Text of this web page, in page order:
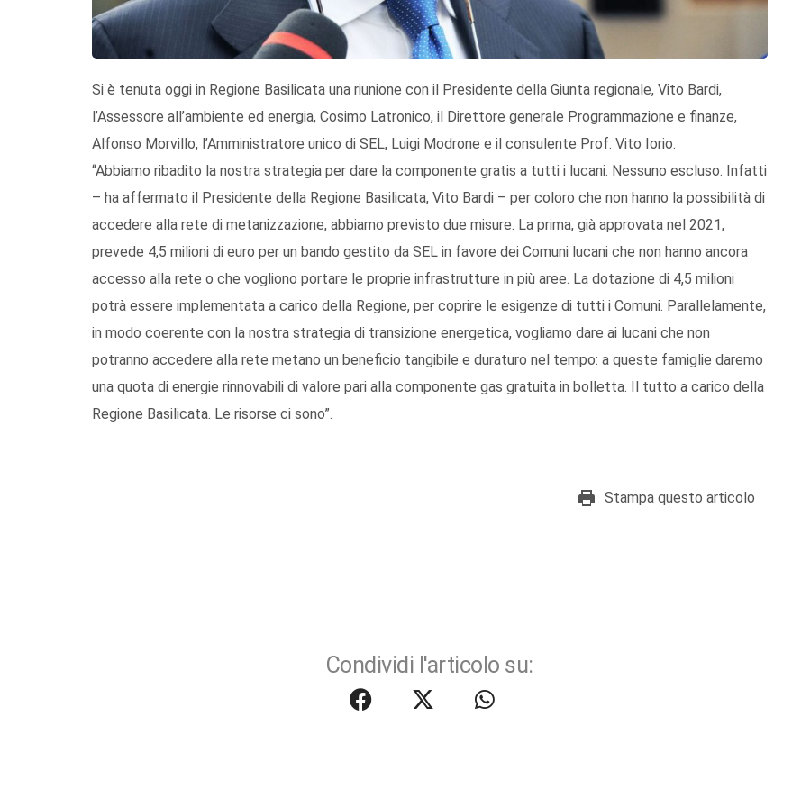
Si è tenuta oggi in Regione Basilicata una riunione con il Presidente della Giunta regionale, Vito Bardi,
l’Assessore all’ambiente ed energia, Cosimo Latronico, il Direttore generale Programmazione e finanze,
Alfonso Morvillo, l’Amministratore unico di SEL, Luigi Modrone e il consulente Prof. Vito Iorio.
“Abbiamo ribadito la nostra strategia per dare la componente gratis a tutti i lucani. Nessuno escluso. Infatti
– ha affermato il Presidente della Regione Basilicata, Vito Bardi – per coloro che non hanno la possibilità di
accedere alla rete di metanizzazione, abbiamo previsto due misure. La prima, già approvata nel 2021,
prevede 4,5 milioni di euro per un bando gestito da SEL in favore dei Comuni lucani che non hanno ancora
accesso alla rete o che vogliono portare le proprie infrastrutture in più aree. La dotazione di 4,5 milioni
potrà essere implementata a carico della Regione, per coprire le esigenze di tutti i Comuni. Parallelamente,
in modo coerente con la nostra strategia di transizione energetica, vogliamo dare ai lucani che non
potranno accedere alla rete metano un beneficio tangibile e duraturo nel tempo: a queste famiglie daremo
una quota di energie rinnovabili di valore pari alla componente gas gratuita in bolletta. Il tutto a carico della
Regione Basilicata. Le risorse ci sono”.
Stampa questo articolo
Condividi l'articolo su: